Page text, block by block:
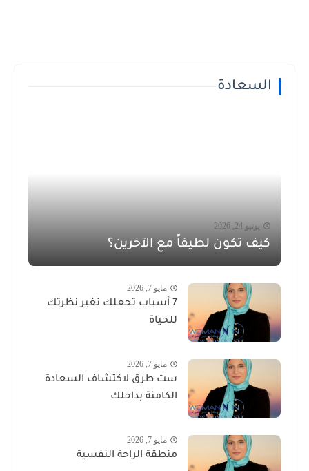
السعادة
يونيو 24, 2026
كيف تكون لطيفاً مع الآخرين؟
مايو 7, 2026
7 أسباب تجعلك تغير نظرتك
للحياة
مايو 7, 2026
ست طرق لاكتشاف السعادة
الكامنة بداخلك
مايو 7, 2026
منطقة الراحة النفسية